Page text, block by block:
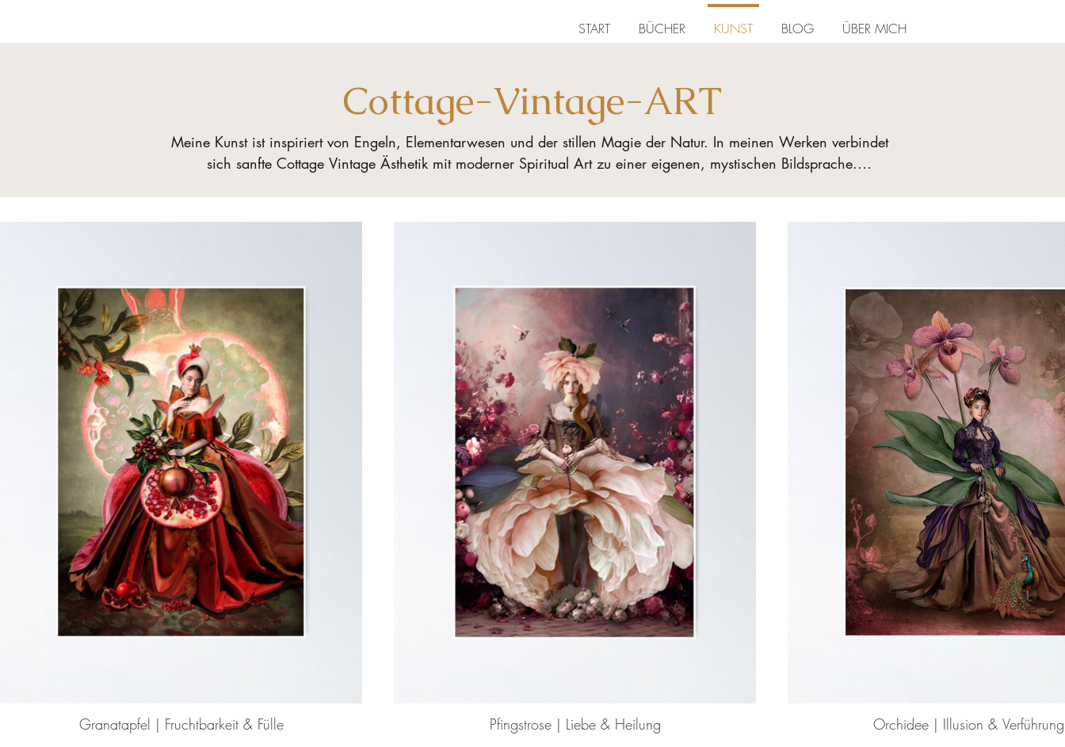
START BÜCHER KUNST BLOG ÜBER MICH
Cottage-Vintage-ART
Meine Kunst ist inspiriert von Engeln, Elementarwesen und der stillen Magie der Natur. In meinen Werken verbindet
sich sanfte Cottage Vintage Ästhetik mit moderner Spiritual Art zu einer eigenen, mystischen Bildsprache.
Fruchtwesen in leuchtender Aquarelltechnik.
Granatapfel | Fruchtbarkeit & Fülle Pfingstrose | Liebe & Heilung Orchidee | Illusion & Verführung